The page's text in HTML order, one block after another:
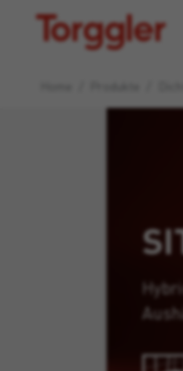
Torggler